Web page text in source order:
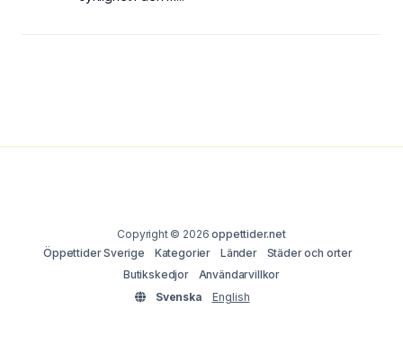
Copyright © 2026oppettider.net
Öppettider Sverige
Kategorier Länder
Städer och orter
Butikskedjor
Användarvillkor
Svenska
English